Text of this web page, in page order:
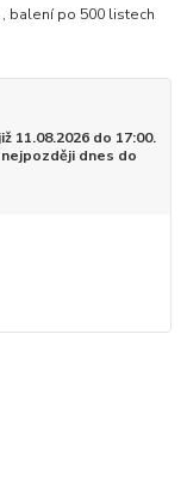
balení po 500 listech
11.08.2026 do 17:00.
dnes do